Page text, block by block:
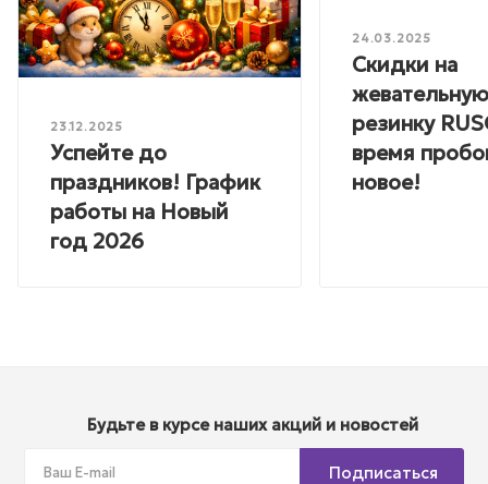
23.12.2025
Успейте до
праздников! График
работы на Новый
год 2026
24.03.2025
Скидки на
жевательную
резинку
время
новое!
Будьте в курсе наших акций и новостей
Подписаться